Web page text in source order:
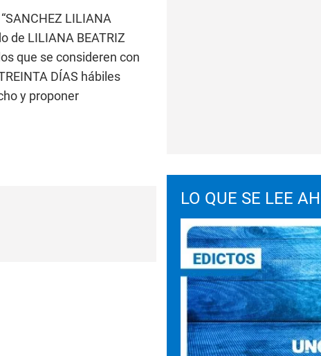
LILIANA
de LILIANA BEATRIZ
que se consideren con
DÍAS hábiles
y proponer
LO QUE SE LEE